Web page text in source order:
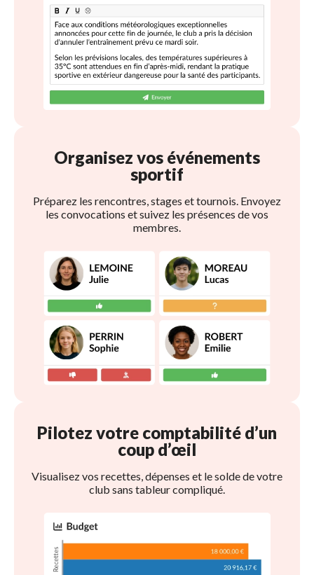
Organisez vos événements
sportif
Préparez les rencontres, stages et tournois. Envoyez
les convocations et suivez les présences de vos
membres.
Pilotez votre comptabilité d’un
coup d’œil
Visualisez vos recettes, dépenses et le solde de votre
club sans tableur compliqué.